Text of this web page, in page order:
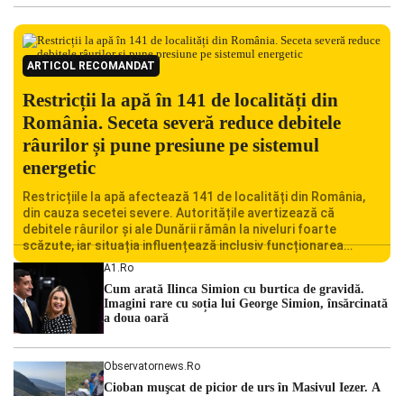
ARTICOL RECOMANDAT
Restricții la apă în 141 de localități din
România. Seceta severă reduce debitele
râurilor și pune presiune pe sistemul
energetic
Restricțiile la apă afectează 141 de localități din România,
din cauza secetei severe. Autoritățile avertizează că
debitele râurilor și ale Dunării rămân la niveluri foarte
scăzute, iar situația influențează inclusiv funcționarea
Centralei Nucleare de la Cernavodă. România se confruntă
cu una dintre cele mai dificile perioade din punct de vedere
hidrologic din ultimii ani. Lipsa […]
A1.ro
Cum arată Ilinca Simion cu burtica de gravidă.
Imagini rare cu soția lui George Simion, însărcinată
a doua oară
Observatornews.ro
Cioban muşcat de picior de urs în Masivul Iezer. A